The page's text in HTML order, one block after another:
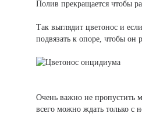
Полив прекращается чтобы
Так выглядит цветонос и
подвязать к опоре, чтобы он
Очень важно не пропустить
всего можно ждать только с